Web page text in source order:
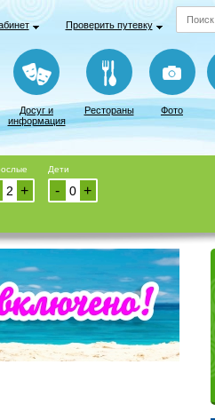
Проверить путевку
Досуг и
информация
Рестораны Фото
+
Дети
+
-